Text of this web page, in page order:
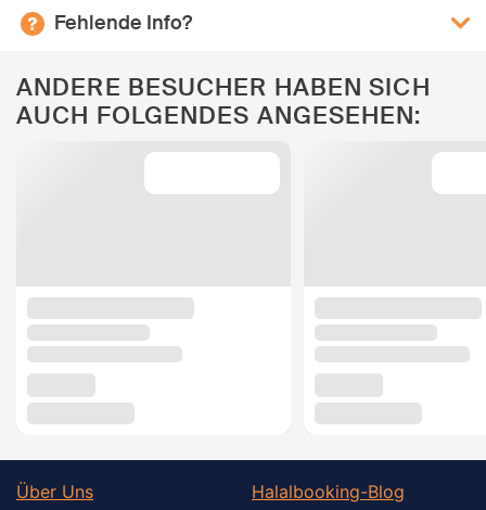
Fehlende Info?
ANDERE BESUCHER HABEN SICH
AUCH FOLGENDES ANGESEHEN:
Über Uns
Halalbooking-Blog